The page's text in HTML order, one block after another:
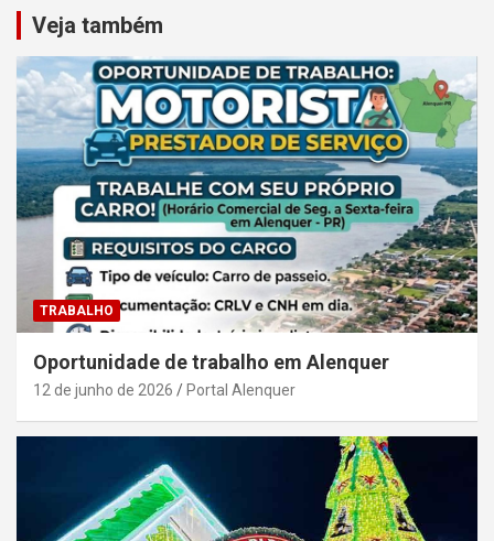
Veja também
TRABALHO
Oportunidade de trabalho em Alenquer
12 de junho de 2026 Portal Alenquer